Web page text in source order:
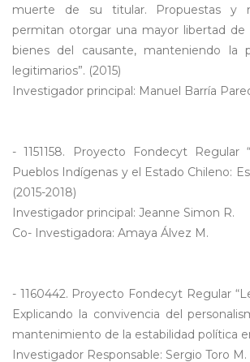
muerte de su titular. Propuestas y
permitan otorgar una mayor libertad de
bienes del causante, manteniendo la
legitimarios”. (2015)
Investigador principal: Manuel Barría
- 1151158. Proyecto Fondecyt Regular
Pueblos Indígenas y el Estado Chileno:
(2015-2018)
Investigador principal: Jeanne Simon R.
Co- Investigadora: Amaya Álvez M.
- 1160442. Proyecto Fondecyt Regular
Explicando la convivencia del
mantenimiento de la estabilidad política
Investigador Responsable: Sergio Toro M.